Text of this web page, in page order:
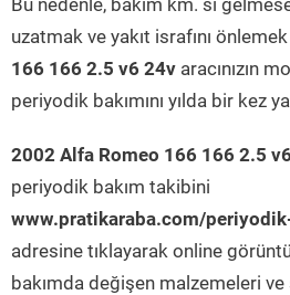
Bu nedenle, bakım km. si
uzatmak ve yakıt israfını
166 166 2.5 v6 24v aracınızın
periyodik bakımını yılda bir kez
2002 Alfa Romeo 166 166 2.5
periyodik bakım takibini
www.pratikaraba.com/
adresine tıklayarak online
bakımda değişen malzemeleri ve